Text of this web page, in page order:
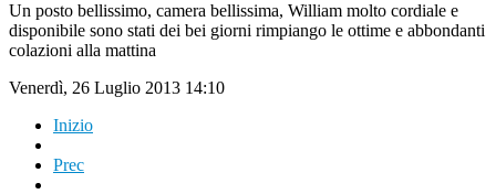
Un posto bellissimo, camera bellissima, William molto cordiale e
disponibile sono stati dei bei giorni rimpiango le ottime e abbondanti
colazioni alla mattina
Venerdì, 26 Luglio 2013 14:10
Inizio
Prec